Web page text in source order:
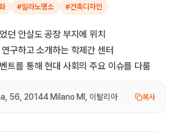
#밀라노명소 #건축디자인
던 안살도 공장 부지에 위치
구하고 소개하는 학제간 센터
트를 통해 현대 사회의 주요 이슈를 다룸
56, 20144 Milano MI, 이탈리아 복사